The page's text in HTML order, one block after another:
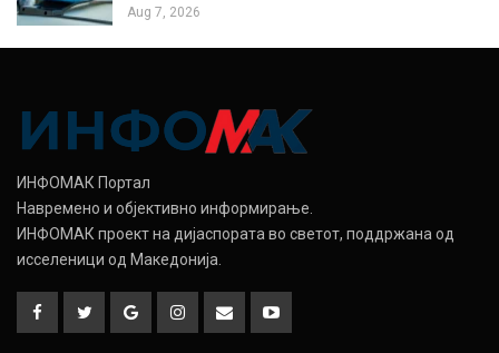
Aug 7, 2026
ИНФОМАК Портал
Навремено и објективно информирање.
ИНФОМАК проект на дијаспората во светот, поддржана од
исселеници од Македонија.